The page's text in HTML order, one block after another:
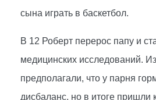
сына играть в баскетбол.
В 12 Роберт перерос папу и
медицинских исследований.
предполагали, что у парня
дисбаланс, но в итоге пришли